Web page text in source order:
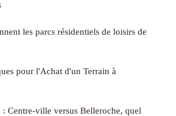
les parcs résidentiels de loisirs de
pour l'Achat d'un Terrain à
Centre-ville versus Belleroche, quel